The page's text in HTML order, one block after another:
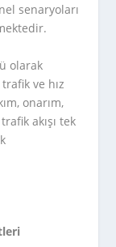
senaryoları
olarak
ve hız
onarım,
akışı tek